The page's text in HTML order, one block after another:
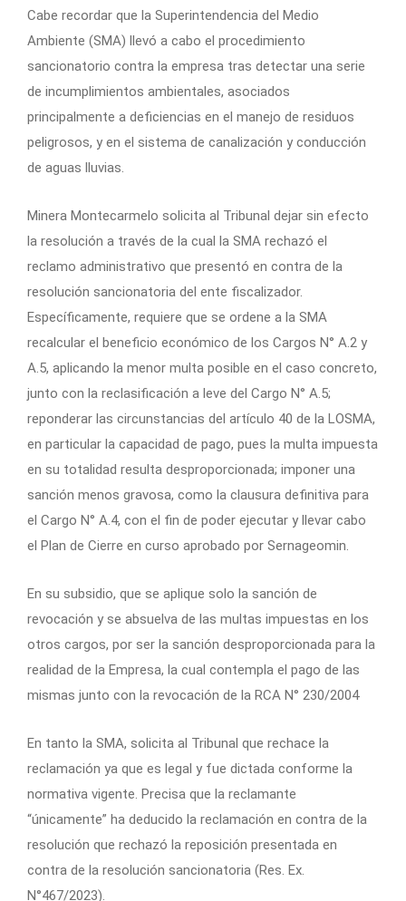
Cabe recordar que la Superintendencia del Medio
Ambiente (SMA) llevó a cabo el procedimiento
sancionatorio contra la empresa tras detectar una serie
de incumplimientos ambientales, asociados
principalmente a deficiencias en el manejo de residuos
peligrosos, y en el sistema de canalización y conducción
de aguas lluvias.
Minera Montecarmelo solicita al Tribunal dejar sin efecto
la resolución a través de la cual la SMA rechazó el
reclamo administrativo que presentó en contra de la
resolución sancionatoria del ente fiscalizador.
Específicamente, requiere que se ordene a la SMA
recalcular el beneficio económico de los Cargos N° A.2 y
A.5, aplicando la menor multa posible en el caso concreto,
junto con la reclasificación a leve del Cargo N° A.5;
reponderar las circunstancias del artículo 40 de la LOSMA,
en particular la capacidad de pago, pues la multa impuesta
en su totalidad resulta desproporcionada; imponer una
sanción menos gravosa, como la clausura definitiva para
el Cargo N° A.4, con el fin de poder ejecutar y llevar cabo
el Plan de Cierre en curso aprobado por Sernageomin.
En su subsidio, que se aplique solo la sanción de
revocación y se absuelva de las multas impuestas en los
otros cargos, por ser la sanción desproporcionada para la
realidad de la Empresa, la cual contempla el pago de las
mismas junto con la revocación de la RCA N° 230/2004
En tanto la SMA, solicita al Tribunal que rechace la
reclamación ya que es legal y fue dictada conforme la
normativa vigente. Precisa que la reclamante
“únicamente” ha deducido la reclamación en contra de la
resolución que rechazó la reposición presentada en
contra de la resolución sancionatoria (Res. Ex.
N°467/2023).